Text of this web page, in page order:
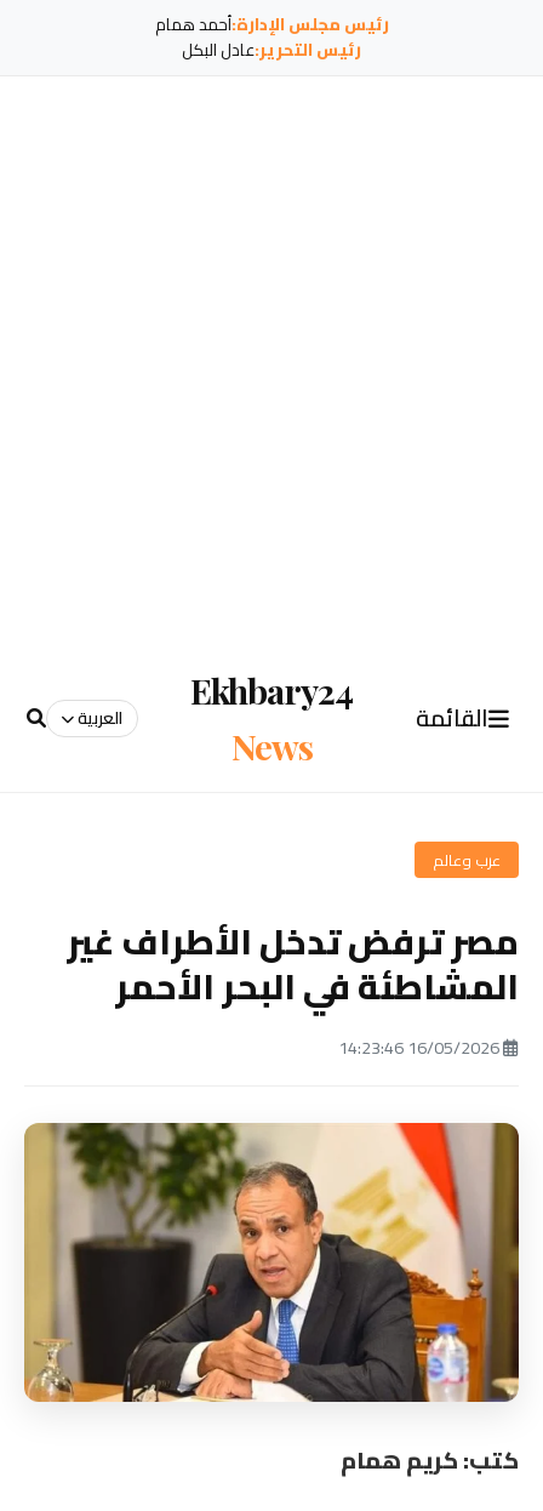
رئيس مجلس الإدارة:أحمد همام
رئيس التحرير:عادل البكل
القائمة
Ekhbary24
News
العربية
عرب وعالم
مصر ترفض تدخل الأطراف غير
المشاطئة في البحر الأحمر
كتب: كريم همام